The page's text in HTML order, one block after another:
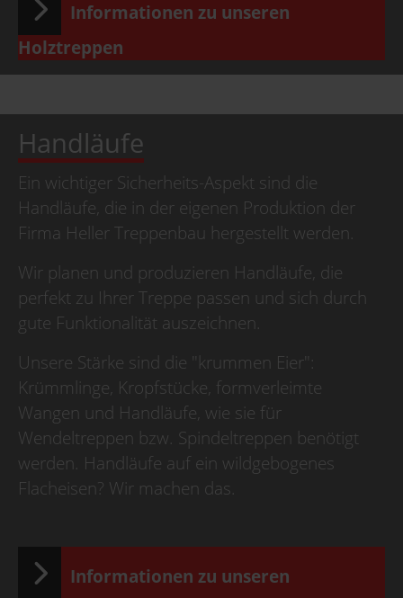
Informationen zu unseren
Holztreppen
Handläufe
Ein wichtiger Sicherheits-Aspekt sind die
Handläufe, die in der eigenen Produktion der
Firma Heller Treppenbau hergestellt werden.
Wir planen und produzieren Handläufe, die
perfekt zu Ihrer Treppe passen und sich durch
gute Funktionalität auszeichnen.
Unsere Stärke sind die "krummen Eier":
Krümmlinge, Kropfstücke, formverleimte
Wangen und Handläufe, wie sie für
Wendeltreppen bzw. Spindeltreppen benötigt
werden. Handläufe auf ein wildgebogenes
Flacheisen? Wir machen das.
Informationen zu unseren